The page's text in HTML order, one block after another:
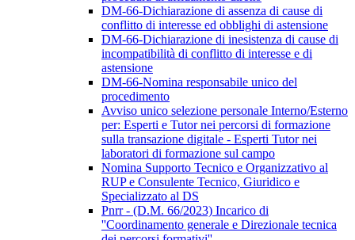
DM-66-Dichiarazione di assenza di cause di
conflitto di interesse ed obblighi di astensione
DM-66-Dichiarazione di inesistenza di cause di
incompatibilità di conflitto di interesse e di
astensione
DM-66-Nomina responsabile unico del
procedimento
Avviso unico selezione personale Interno/Esterno
per: Esperti e Tutor nei percorsi di formazione
sulla transazione digitale - Esperti Tutor nei
laboratori di formazione sul campo
Nomina Supporto Tecnico e Organizzativo al
RUP e Consulente Tecnico, Giuridico e
Specializzato al DS
Pnrr - (D.M. 66/2023) Incarico di
''Coordinamento generale e Direzionale tecnica